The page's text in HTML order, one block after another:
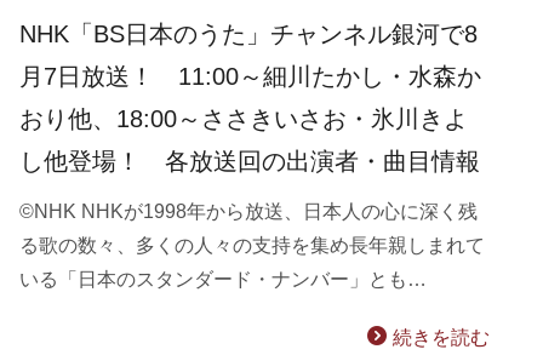
NHK「BS日本のうた」チャンネル銀河で8
月7日放送！ 11:00～細川たかし・水森か
おり他、18:00～ささきいさお・氷川きよ
し他登場！ 各放送回の出演者・曲目情報
©NHK NHKが1998年から放送、日本人の心に深く残
る歌の数々、多くの人々の支持を集め長年親しまれて
いる「日本のスタンダード・ナンバー」とも…
続きを読む